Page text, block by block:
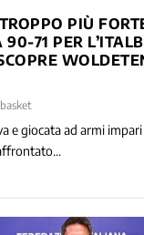
PIÙ
90-71 PER
e giocata ad armi impari